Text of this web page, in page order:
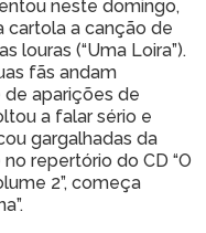
neste domingo,
cartola a canção de
louras (“Uma Loira”).
fãs andam
aparições de
a falar sério e
gargalhadas da
repertório do CD “O
2”, começa